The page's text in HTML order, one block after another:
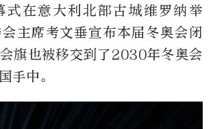
式在意大利北部古城维罗纳举
主席考文垂宣布本届冬奥会闭
旗也被移交到了2030年冬奥会
中。